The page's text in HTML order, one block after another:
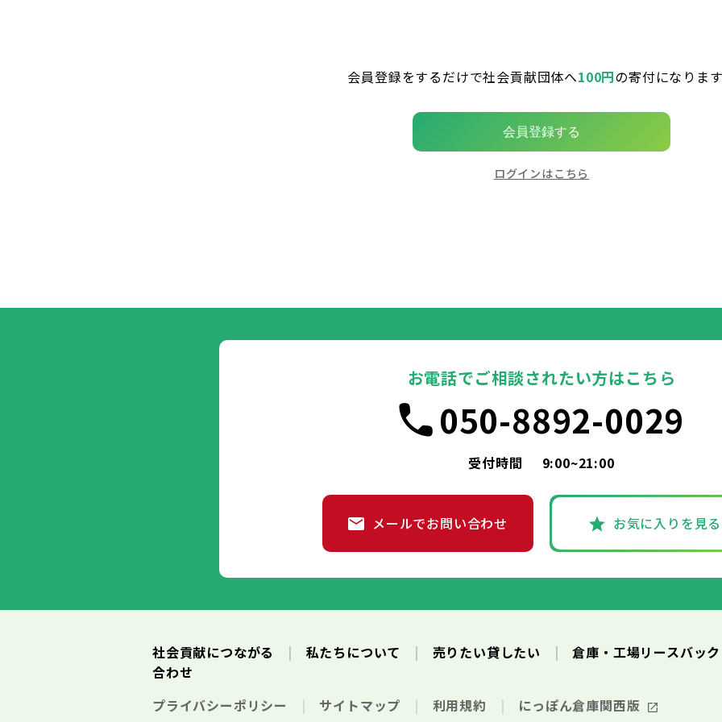
会員登録をするだけで社会貢献団体へ100円の寄付になりま
会員登録する
ログインはこちら
お電話でご相談されたい方はこちら
050-8892-0029
受付時間 9:00~21:00
メールでお問い合わせ お気に入りを見る
社会貢献につながる 私たちについて 売りたい貸したい
倉庫・工場リースバッ
合わせ
プライバシーポリシー
サイトマップ 利用規約 にっぽん倉庫関西版